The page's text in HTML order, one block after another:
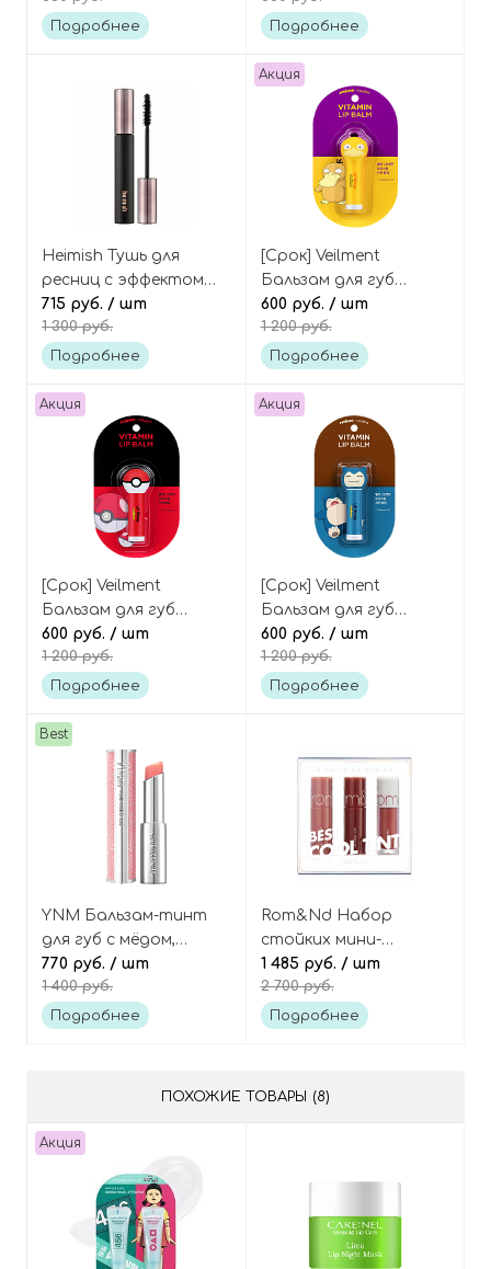
foam
Подробнее
Подробнее
Heimish Тушь для
ресниц с эффектом
объёма чёрная, Dailism
Smudge Stop Mascara
Volume
715 руб. / шт
1 300 руб.
Подробнее
Акция
[Срок] Veilment
Бальзам для губ
Покемон «Псайдак»
Pokemon Psyduck
Vitamin Lip Balm
600 руб. / шт
1 200 руб.
Подробнее
Акция
[Срок] Veilment
Бальзам для губ
Покемон «Покебол»
Pokemon Pocket-ball
Vitamin Lip Balm
600 руб. / шт
1 200 руб.
Подробнее
Акция
[Срок] Veilment
Бальзам для губ
Покемон «Снорлакс»
Pokemon Snorlax
Vitamin Lip Balm
600 руб. / шт
1 200 руб.
Подробнее
Best
YNM Бальзам-тинт
для губ с мёдом,
оттенок Light Pink
Honey Lip Balm
770 руб. / шт
1 400 руб.
Подробнее
Rom&Nd Набор
стойких мини-
тинтов, оттенок 02
Cool Tone Pick, Best
Tint Edition
1 485 руб. / шт
2 700 руб.
Подробнее
ПОХОЖИЕ ТОВАРЫ (8)
Акция